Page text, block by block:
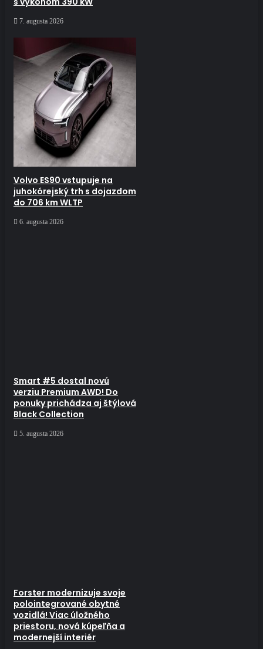
7. augusta 2026
Volvo ES90 vstupuje na
juhokórejský trh s dojazdom
do 706 km WLTP
6. augusta 2026
Smart #5 dostal novú
verziu Premium AWD! Do
ponuky prichádza aj štýlová
Black Collection
5. augusta 2026
Forster modernizuje svoje
polointegrované obytné
vozidlá! Viac úložného
priestoru, nová kúpeľňa a
modernejší interiér